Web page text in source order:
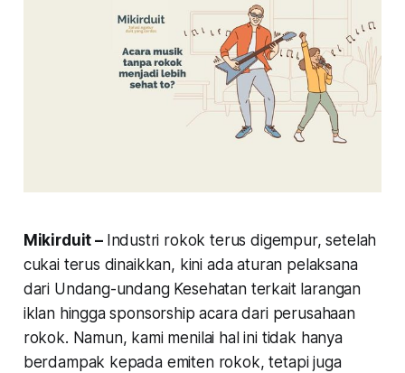
Mikirduit – Industri rokok terus digempur, setelah
cukai terus dinaikkan, kini ada aturan pelaksana
dari Undang-undang Kesehatan terkait larangan
iklan hingga sponsorship acara dari perusahaan
rokok. Namun, kami menilai hal ini tidak hanya
berdampak kepada emiten rokok, tetapi juga